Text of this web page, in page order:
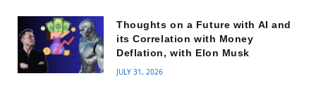
Thoughts on a Future with AI and
its Correlation with Money
Deflation, with Elon Musk
JULY 31, 2026